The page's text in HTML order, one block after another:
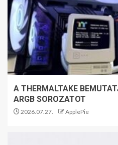
A THERMALTAKE
ARGB SOROZATOT
2026.07.27. ApplePie